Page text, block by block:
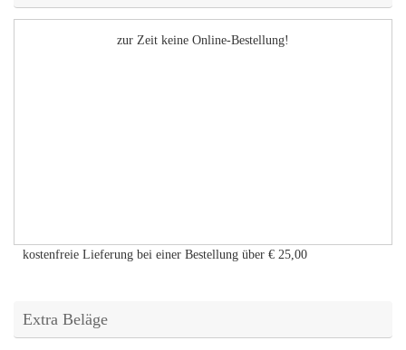
zur Zeit keine Online-Bestellung!
kostenfreie Lieferung bei einer Bestellung über € 25,00
Extra Beläge